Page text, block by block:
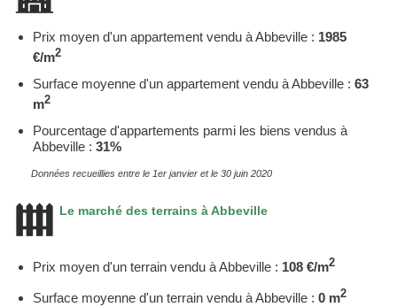
Prix moyen d'un appartement vendu à Abbeville : 1985
€/m2
Surface moyenne d'un appartement vendu à Abbeville : 63
m2
Pourcentage d'appartements parmi les biens vendus à
Abbeville : 31%
Données recueillies entre le 1er janvier et le 30 juin 2020
Le marché des terrains à Abbeville
Prix moyen d'un terrain vendu à Abbeville : 108 €/m2
Surface moyenne d'un terrain vendu à Abbeville : 0 m2